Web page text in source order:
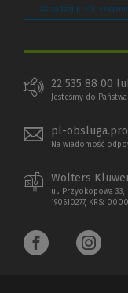
Zarządzaj
22 535 88 00
Jesteśmy do
pl-
Na wiadomość
Wolters
ul. Przyokopowa 33,
190610277, KRS: